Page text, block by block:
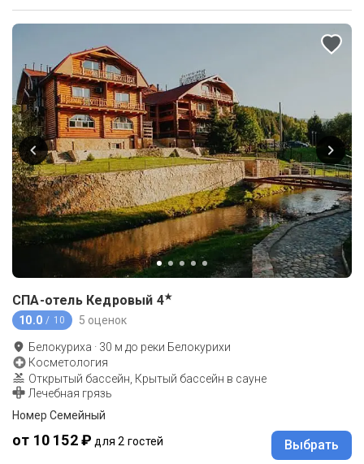
СПА-отель Кедровый 4★
10.0 / 10 5 оценок
Белокуриха · 30 м до реки Белокурихи
Косметология
Открытый бассейн, Крытый бассейн в сауне
Лечебная грязь
Номер Семейный
от 10 152 ₽ для 2 гостей Выбрать